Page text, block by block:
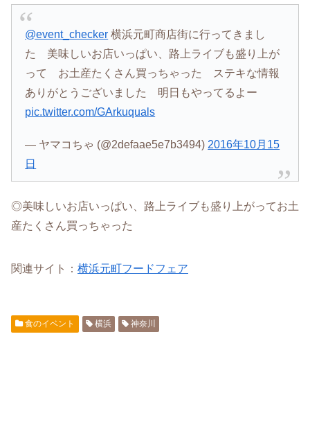
@event_checker 横浜元町商店街に行ってきまし
た 美味しいお店いっぱい、路上ライブも盛り上が
って お土産たくさん買っちゃった ステキな情報
ありがとうございました 明日もやってるよー
pic.twitter.com/GArkuquals
— ヤマコちゃ (@2defaae5e7b3494) 2016年10月15
日
◎美味しいお店いっぱい、路上ライブも盛り上がってお土
産たくさん買っちゃった
関連サイト： 横浜元町フードフェア
食のイベント 横浜 神奈川